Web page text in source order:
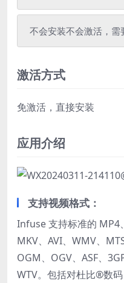
不会安装不会激活，需
激活方式
免激活，直接安装
应用介绍
支持视频格式：
Infuse 支持标准的 MP4
MKV、AVI、WMV、
OGM、OGV、ASF、
WTV。包括对杜比®数